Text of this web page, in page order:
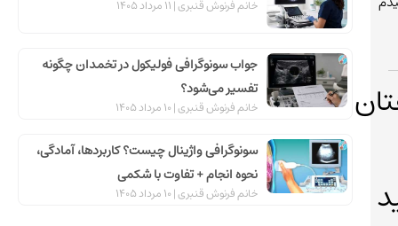
خانم فرنوش قنبری
جواب سونوگرافی فولیکول در تخمدان چگونه
تفسیر می‌شود؟
خانم فرنوش قنبری
سونوگرافی واژینال چیست؟ کاربردها، آمادگی،
نحوه انجام + تفاوت با شکمی
خانم فرنوش قنبری